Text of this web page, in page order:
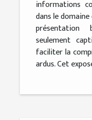
informations
dans le
seulement
faciliter la
ardus. Cet